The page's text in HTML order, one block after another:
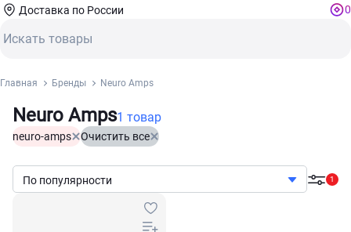
Доставка по России 0
Главная Бренды Neuro Amps
Neuro Amps1 товар
neuro-amps Очистить все
По популярности 1